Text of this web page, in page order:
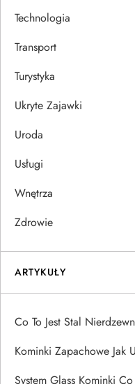
Technologia
Transport
Turystyka
Ukryte Zajawki
Uroda
Usługi
Wnętrza
Zdrowie
ARTYKUŁY
Co To Jest Stal
Kominki Zapachowe Jak
System Glass Kominki Co